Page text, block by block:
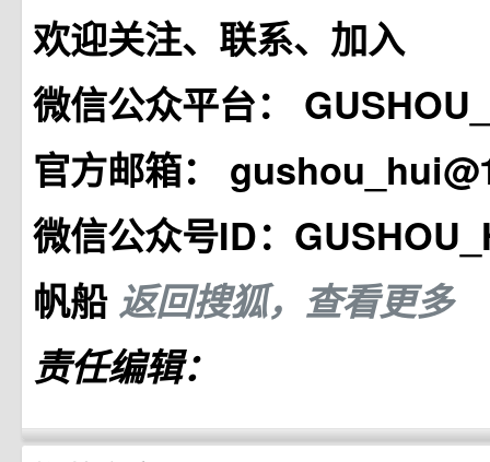
欢迎关注、联系、加入
微信公众平台：
官方邮箱：
微信公众号ID：
帆船 返回搜狐，查看更多
责任编辑：